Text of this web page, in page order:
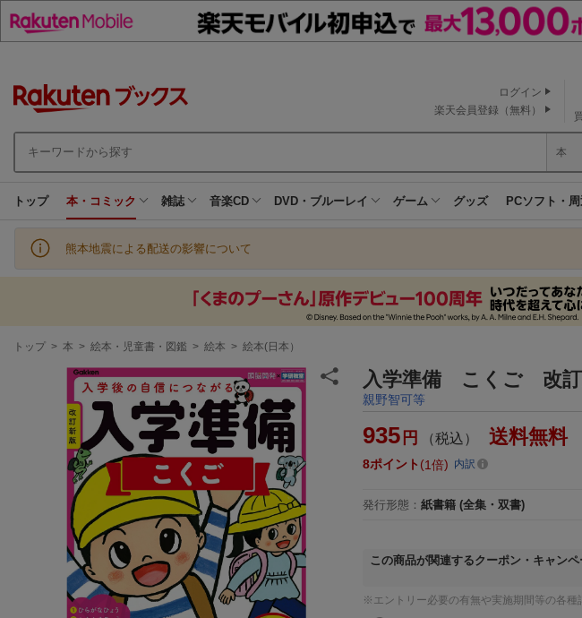
ログイン
楽天会員登録（無料）
本
トップ 本・コミック 雑誌 音楽CD DVD・ブルーレイ ゲーム グッズ PCソフト・
熊本地震による配送の影響について
現
トップ > 本 > 絵本・児童書・図鑑 > 絵本 > 絵本(日本）
入学準備 こくご 改訂
親野智可等
935 円 （税込） 送料無料
8ポイント 1倍 内訳
発行形態 ： 紙書籍 (全集・双書)
この商品が関連するクーポン・キャン
※エントリー必要の有無や実施期間等の各種